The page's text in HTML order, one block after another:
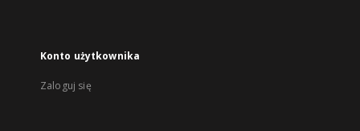
Konto użytkownika
Zaloguj się